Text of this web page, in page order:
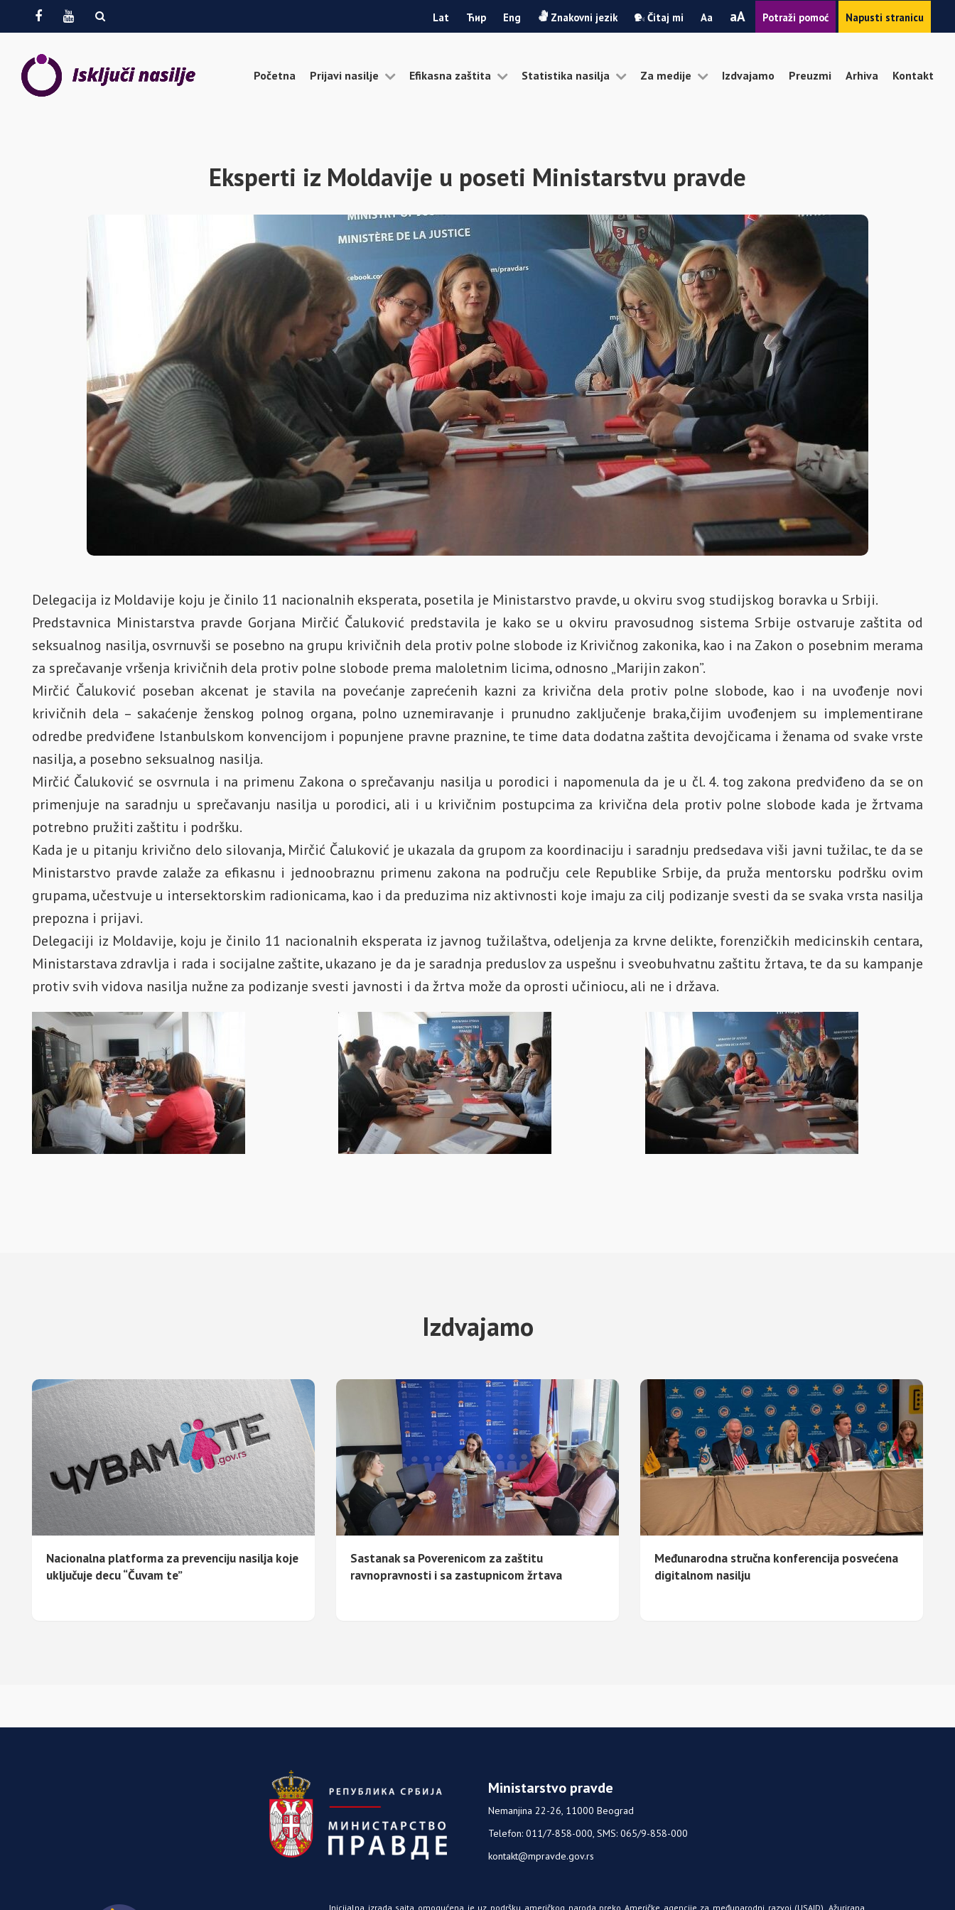
FacebookYoutube Lat Ћир Eng Znakovni jezik Čitaj mi ASmanjiA Povećaj
font
Potraži pomoć Napusti stranicu
Početna Prijavi nasilje Efikasna zaštita Statistika nasilja Za medije Izdvajamo Preuzmi Arhiva Kontakt
Eksperti iz Moldavije u poseti Ministarstvu pravde
Delegacija iz Moldavije koju je činilo 11 nacionalnih eksperata, posetila je Ministarstvo pravde, u okviru svog studijskog boravka u Srbiji.
Predstavnica Ministarstva pravde Gorjana Mirčić Čaluković predstavila je kako se u okviru pravosudnog sistema Srbije ostvaruje zaštita od
seksualnog nasilja, osvrnuvši se posebno na grupu krivičnih dela protiv polne slobode iz Krivičnog zakonika, kao i na Zakon o posebnim merama
za sprečavanje vršenja krivičnih dela protiv polne slobode prema maloletnim licima, odnosno „Marijin zakon”.
Mirčić Čaluković poseban akcenat je stavila na povećanje zaprećenih kazni za krivična dela protiv polne slobode, kao i na uvođenje novi
krivičnih dela – sakaćenje ženskog polnog organa, polno uznemiravanje i prunudno zaključenje braka,čijim uvođenjem su implementirane
odredbe predviđene Istanbulskom konvencijom i popunjene pravne praznine, te time data dodatna zaštita devojčicama i ženama od svake vrste
nasilja, a posebno seksualnog nasilja.
Mirčić Čaluković se osvrnula i na primenu Zakona o sprečavanju nasilja u porodici i napomenula da je u čl. 4. tog zakona predviđeno da se on
primenjuje na saradnju u sprečavanju nasilja u porodici, ali i u krivičnim postupcima za krivična dela protiv polne slobode kada je žrtvama
potrebno pružiti zaštitu i podršku.
Kada je u pitanju krivično delo silovanja, Mirčić Čaluković je ukazala da grupom za koordinaciju i saradnju predsedava viši javni tužilac, te da se
Ministarstvo pravde zalaže za efikasnu i jednoobraznu primenu zakona na području cele Republike Srbije, da pruža mentorsku podršku ovim
grupama, učestvuje u intersektorskim radionicama, kao i da preduzima niz aktivnosti koje imaju za cilj podizanje svesti da se svaka vrsta nasilja
prepozna i prijavi.
Delegaciji iz Moldavije, koju je činilo 11 nacionalnih eksperata iz javnog tužilaštva, odeljenja za krvne delikte, forenzičkih medicinskih centara,
Ministarstava zdravlja i rada i socijalne zaštite, ukazano je da je saradnja preduslov za uspešnu i sveobuhvatnu zaštitu žrtava, te da su kampanje
protiv svih vidova nasilja nužne za podizanje svesti javnosti i da žrtva može da oprosti učiniocu, ali ne i država.
Izdvajamo
Nacionalna platforma za prevenciju nasilja koje
uključuje decu “Čuvam te”
Sastanak sa Poverenicom za zaštitu
ravnopravnosti i sa zastupnicom žrtava
Međunarodna stručna konferencija posvećena
digitalnom nasilju
Ministarstvo pravde
Nemanjina 22-26, 11000 Beograd
Telefon: 011/7-858-000, SMS: 065/9-858-000
kontakt@mpravde.gov.rs
Inicijalna izrada sajta omogućena je uz podršku američkog naroda preko Američke agencije za međunarodni razvoj (USAID) . Ažurirana